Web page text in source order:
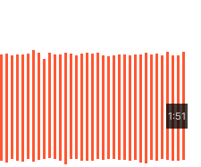
1:51